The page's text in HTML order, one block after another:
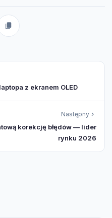
z ekranem OLED
Następny
korekcję błędów — lider
rynku 2026